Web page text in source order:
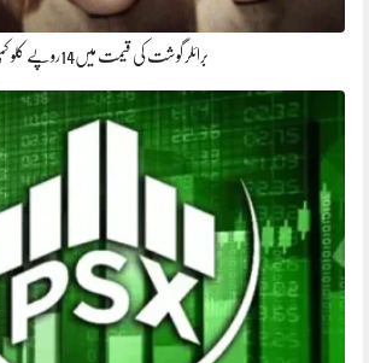
برائلر گوشت کی قیمت میں14روپے کلو کمی